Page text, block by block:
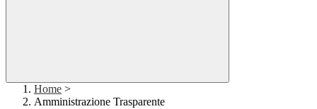
Home >
Amministrazione Trasparente